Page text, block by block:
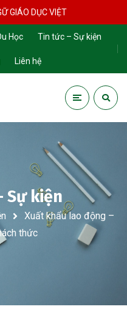
GIÁO DỤC VIỆT
Học Tin tức – Sự kiện
Liên hệ
Sự kiện
Xuất khẩu lao động –
thức